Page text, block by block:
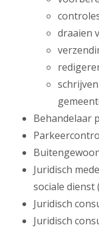
draaien
Behandelaar
Juridisch
sociale dienst
Juridisch
Juridisch